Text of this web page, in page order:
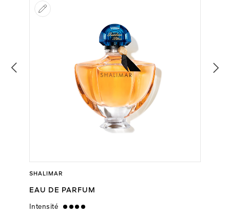
SHALIMAR
EAU DE PARFUM
Intensité strong